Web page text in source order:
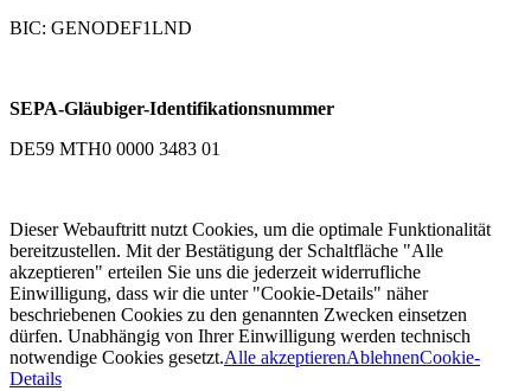
BIC: GENODEF1LND
SEPA-Gläubiger-Identifikationsnummer
DE59 MTH0 0000 3483 01
Dieser Webauftritt nutzt Cookies, um die optimale Funktionalität
bereitzustellen. Mit der Bestätigung der Schaltfläche "Alle
akzeptieren" erteilen Sie uns die jederzeit widerrufliche
Einwilligung, dass wir die unter "Cookie-Details" näher
beschriebenen Cookies zu den genannten Zwecken einsetzen
dürfen. Unabhängig von Ihrer Einwilligung werden technisch
notwendige Cookies gesetzt.Alle akzeptierenAblehnenCookie-
Details